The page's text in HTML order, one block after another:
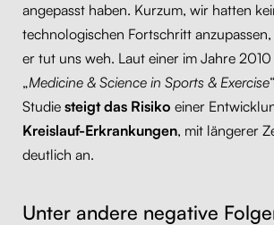
angepasst haben. Kurzum, wir hatten
technologischen Fortschritt
er tut uns weh. Laut einer im Jahre
„Medicine & Science in Sports & Exercise
Studie steigt das Risiko einer
Kreislauf-Erkrankungen, mit längerer
deutlich an.
Unter andere negative